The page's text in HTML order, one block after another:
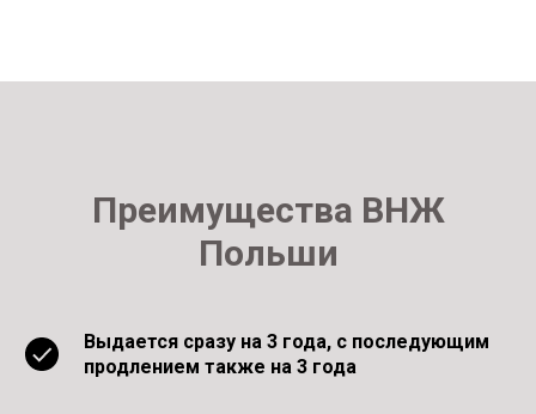
Преимущества ВНЖ
Польши
Выдается сразу на 3 года, с последующим
продлением также на 3 года